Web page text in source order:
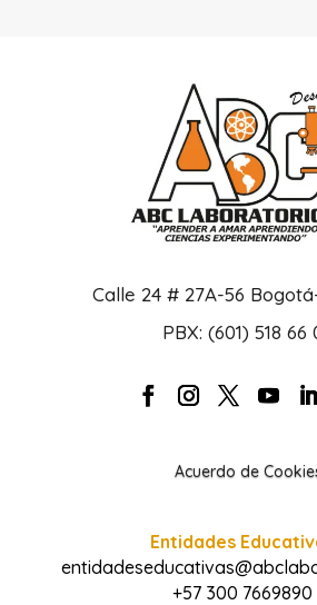
Calle 24 # 27A-56
PBX: (601) 518 66
Acuerdo de
Entidades
+57 300 7669890